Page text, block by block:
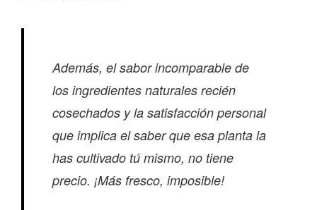
Además, el sabor incomparable de
los ingredientes naturales recién
cosechados y la satisfacción personal
que implica el saber que esa planta la
has cultivado tú mismo, no tiene
precio. ¡Más fresco, imposible!